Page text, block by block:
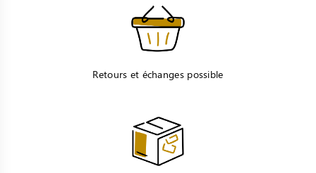
Retours et échanges possible